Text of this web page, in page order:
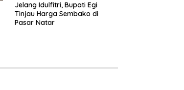
Jelang Idulfitri, Bupati Egi
Tinjau Harga Sembako di
Pasar Natar